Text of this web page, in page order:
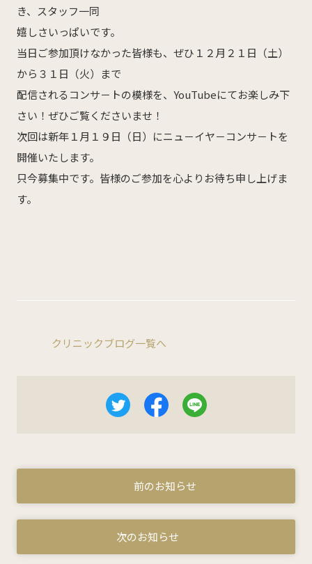
リクルート・採用情報
き、スタッフ一同
嬉しさいっぱいです。
当日ご参加頂けなかった皆様も、ぜひ１２月２１日（土）
から３１日（火）まで
配信されるコンサ－トの模様を、YouTubeにてお楽しみ下
さい！ぜひご覧くださいませ！
次回は新年１月１９日（日）にニュ－イヤ－コンサ－トを
開催いたします。
只今募集中です。皆様のご参加を心よりお待ち申し上げま
す。
クリニックブログ一覧へ
前のお知らせ
次のお知らせ